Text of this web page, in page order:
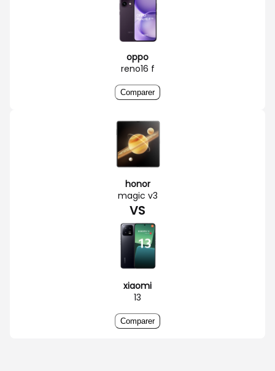
oppo
reno16 f
Comparer
honor
magic v3
VS
xiaomi
13
Comparer